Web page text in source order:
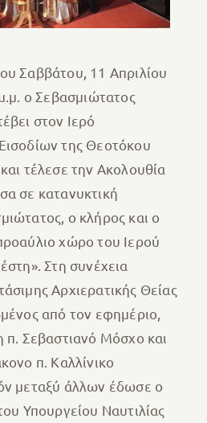
Σαββάτου, 11 Απριλίου
ο Σεβασμιώτατος
στον Ιερό
της Θεοτόκου
τέλεσε την Ακολουθία
σε κατανυκτική
ο κλήρος και ο
χώρο του Ιερού
Στη συνέχεια
Αρχιερατικής Θείας
από τον εφημέριο,
π. Σεβαστιανό Μόσχο και
π. Καλλίνικο
μεταξύ άλλων έδωσε ο
Υπουργείου Ναυτιλίας